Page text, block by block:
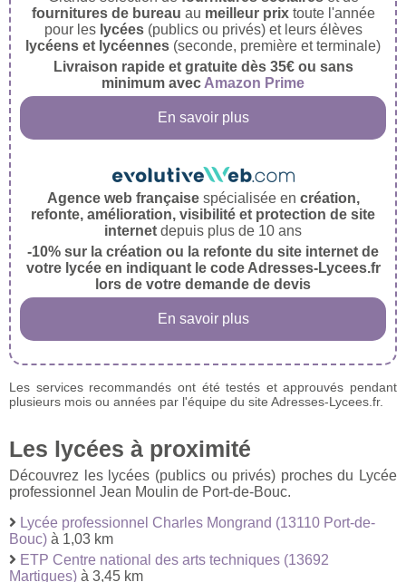
fournitures de bureau au meilleur prixtoute l'année
pour les lycées(publics ou privés) et leurs élèves
lycéens et lycéennes (seconde, première et terminale)
Livraison rapide et gratuite dès 35€ ou sans
minimum avec Amazon Prime
En savoir plus
Agence web françaisespécialisée en création,
refonte, amélioration, visibilité et protection de site
internet depuis plus de 10 ans
-10% sur la création ou la refonte du site internet de
votre lycée en indiquant le code Adresses-Lycees.fr
lors de votre demande de devis
En savoir plus
Les services recommandés ont été testés et approuvés pendant
plusieurs mois ou années par l'équipe du site Adresses-Lycees.fr.
Les lycées à proximité
Découvrez les lycées (publics ou privés) proches du Lycée
professionnel Jean Moulin de Port-de-Bouc.
Lycée professionnel Charles Mongrand (13110 Port-de-
Bouc) à 1,03 km
ETP Centre national des arts techniques (13692
Martigues) à 3,45 km